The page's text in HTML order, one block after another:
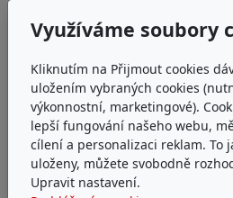
Vzhledem k úpravě na míru
Využíváme soubory
Kliknutím na Přijmout cookies
uložením vybraných cookies
výkonnostní, marketingové).
lepší fungování našeho webu,
cílení a personalizaci reklam. To
uloženy, můžete svobodně
Upravit nastavení.